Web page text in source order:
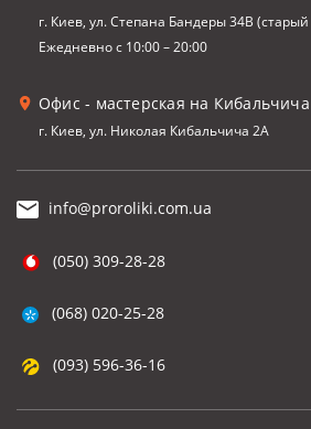
г. Киев, ул. Степана Бандеры 34В (старый
Ежедневно с 10:00 – 20:00
Офис - мастерская на
г. Киев, ул. Николая Кибальчича 2А
info@proroliki.com.ua
(050) 309-28-28
(068) 020-25-28
(093) 596-36-16